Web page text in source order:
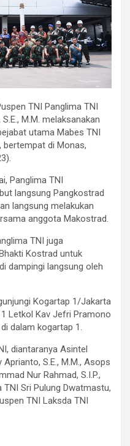
TNI Panglima TNI
M.M. melaksanakan
utama Mabes TNI
bertempat di Monas,
Panglima TNI
langsung Pangkostrad
langsung melakukan
anggota Makostrad.
TNI juga
Kostrad untuk
dampingi langsung oleh
Kogartap 1/Jakarta
Letkol Kav Jefri Pramono
dalam kogartap 1.
diantaranya Asintel
S.E., M.M., Asops
Nur Rahmad, S.I.P.,
Sri Pulung Dwatmastu,
TNI Laksda TNI